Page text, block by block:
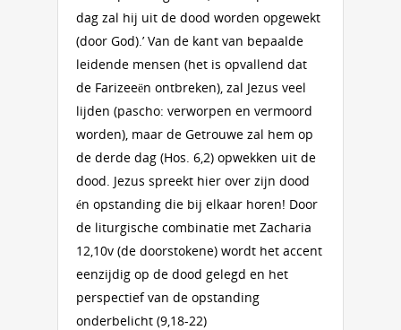
dag zal hij uit de dood worden opgewekt
(door God).’ Van de kant van bepaalde
leidende mensen (het is opvallend dat
de Farizeeën ontbreken), zal Jezus veel
lijden (pascho: verworpen en vermoord
worden), maar de Getrouwe zal hem op
de derde dag (Hos. 6,2) opwekken uit de
dood. Jezus spreekt hier over zijn dood
én opstanding die bij elkaar horen! Door
de liturgische combinatie met Zacharia
12,10v (de doorstokene) wordt het accent
eenzijdig op de dood gelegd en het
perspectief van de opstanding
onderbelicht (9,18-22)